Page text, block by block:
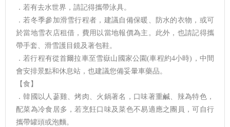
．若有去水世界，請記得攜帶泳具。
．若冬季參加滑雪行程者，建議自備保暖、防水的衣物，或可
於當地雪衣店租借，費用以當地報價為主。此外，也請記得攜
帶手套、滑雪護目鏡及著包鞋。
．若行程有從首爾拉車至雪嶽山國家公園(車程約4小時)，中間
會安排景點和休息站，也建議您備妥暈車藥品。
【食】
．韓國以人蔘雞、烤肉、火鍋著名，口味著重鹹、辣為特色，
配菜為冷食居多，若烹飪口味及菜色不易適應之團員，可自行
攜帶罐頭或泡麵。